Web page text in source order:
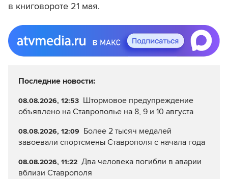
в книговороте 21 мая.
Последние новости:
08.08.2026, 12:53 Штормовое предупреждение
объявлено на Ставрополье на 8, 9 и 10 августа
08.08.2026, 12:09 Более 2 тысяч медалей
завоевали спортсмены Ставрополя с начала года
08.08.2026, 11:22 Два человека погибли в аварии
вблизи Ставрополя